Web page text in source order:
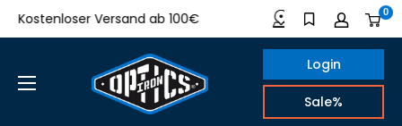
Direkt
zum
Versand ab 100€ Made in Germany
0
IRON
Login
Sale%